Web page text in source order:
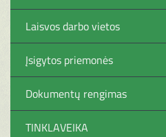
Laisvos darbo vietos
Įsigytos priemonės
Dokumentų rengimas
TINKLAVEIKA